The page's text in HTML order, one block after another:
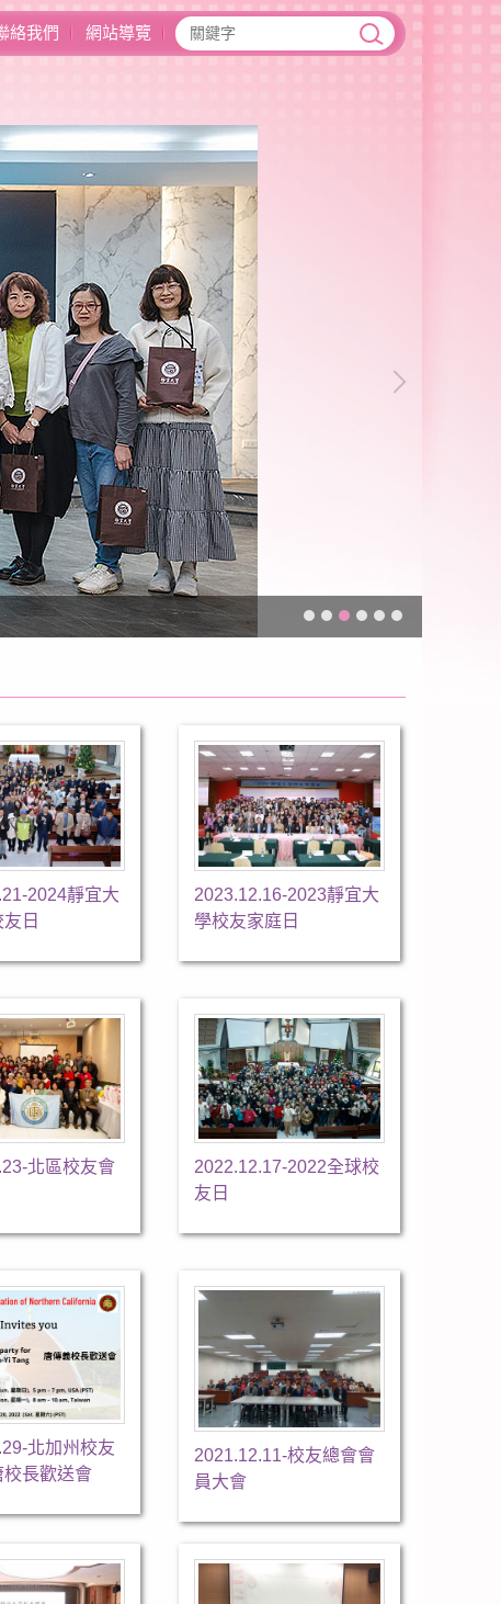
絡我們 網站導覽
2024靜宜大
日
2023.12.16-2023靜宜大
學校友家庭日
北區校友會
2022.12.17-2022全球校
友日
北加州校友
校長歡送會
2021.12.11-校友總會會
員大會